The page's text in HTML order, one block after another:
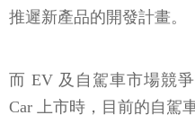
推遲新產品的開發計畫。
而 EV 及自駕車市場競
Car 上市時，目前的自駕